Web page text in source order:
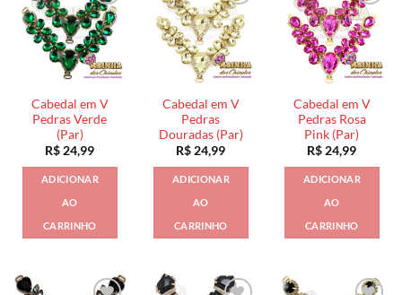
Cabedal em V
Pedras Verde
(Par)
R$24,99
ADICIONAR
AO
CARRINHO
Cabedal em V
Pedras
Douradas (Par)
R$24,99
ADICIONAR
AO
CARRINHO
Cabedal em V
Pedras Rosa
Pink (Par)
R$24,99
ADICIONAR
AO
CARRINHO